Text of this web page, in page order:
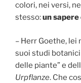
colori, nei versi,
stesso:un
– Herr Goethe, lei
suoi studi
delle piante” e
Urpflanze. Che